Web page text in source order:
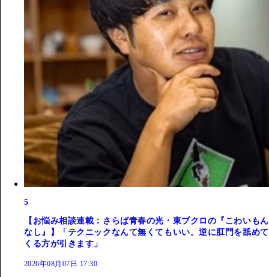
5
【お悩み相談連載：さらば青春の光・東ブクロの『こわいもん
なし』】「テクニックなんて無くてもいい。逆に肛門を舐めて
くる方が引きます」
2026年08月07日 17:30